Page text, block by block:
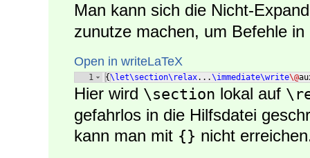
Man kann sich die Nicht-
zunutze machen, um Befehle
Open in writeLaTeX
1 {\let\section\relax...\immediate\write\@
Hier wird \section lokal auf
gefahrlos in die Hilfsdatei
kann man mit {} nicht